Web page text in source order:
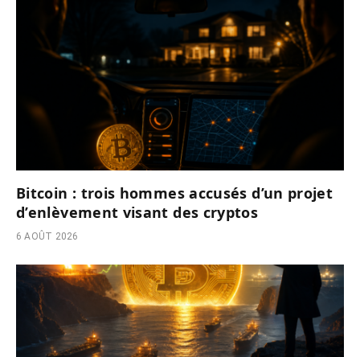
Bitcoin : trois hommes accusés d’un projet
d’enlèvement visant des cryptos
6 AOÛT 2026